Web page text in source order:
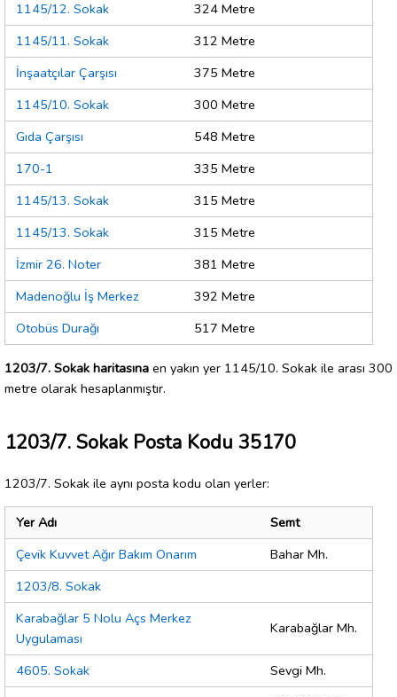
1145/12. Sokak
324 Metre
1145/11. Sokak
312 Metre
İnşaatçılar Çarşısı
375 Metre
1145/10. Sokak
300 Metre
Gıda Çarşısı
548 Metre
170-1
335 Metre
1145/13. Sokak
315 Metre
1145/13. Sokak
315 Metre
İzmir 26. Noter
381 Metre
Madenoğlu İş Merkez
392 Metre
Otobüs Durağı
517 Metre
1203/7. Sokak haritasına en yakın yer 1145/10. Sokak ile arası 300
metre olarak hesaplanmıştır.
1203/7. Sokak Posta Kodu 35170
1203/7. Sokak ile aynı posta kodu olan yerler:
Yer Adı
Semt
Çevik Kuvvet Ağır Bakım Onarım
Bahar Mh.
1203/8. Sokak
Karabağlar 5 Nolu Açs Merkez
Uygulaması
Karabağlar Mh.
4605. Sokak Sevgi Mh.